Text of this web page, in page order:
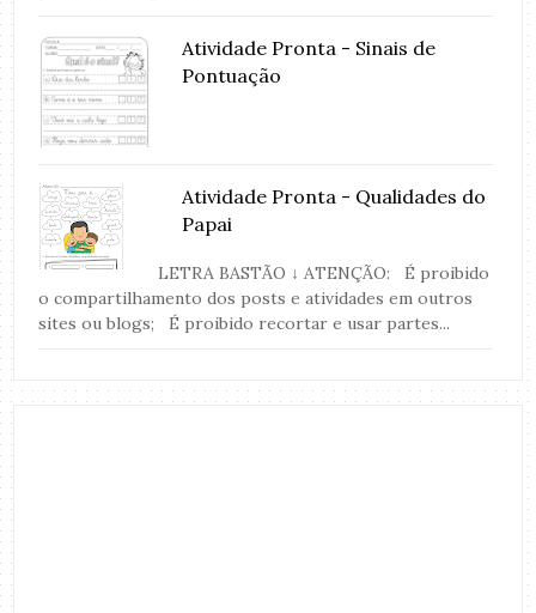
Atividade Pronta - Sinais de
Pontuação
Atividade Pronta - Qualidades do
Papai
LETRA BASTÃO ↓ ATENÇÃO: É proibido
o compartilhamento dos posts e atividades em outros
sites ou blogs; É proibido recortar e usar partes...